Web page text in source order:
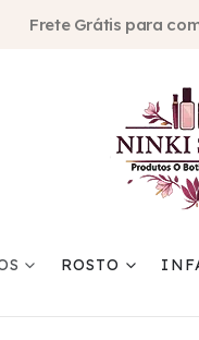
Frete Grátis para
ROSTO